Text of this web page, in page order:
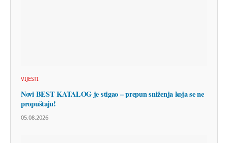
VIJESTI
Novi BEST KATALOG je stigao – prepun sniženja koja se ne
propuštaju!
05.08.2026